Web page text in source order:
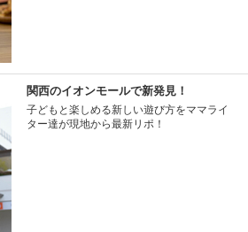
関西のイオンモールで新発見！
子どもと楽しめる新しい遊び方をママライ
ター達が現地から最新リポ！